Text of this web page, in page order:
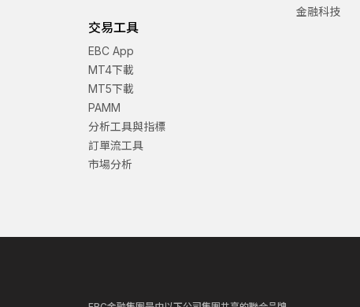
交易工具
EBC App
MT4下載
MT5下載
PAMM
分析工具與指標
訂單流工具
市場分析
金融科技